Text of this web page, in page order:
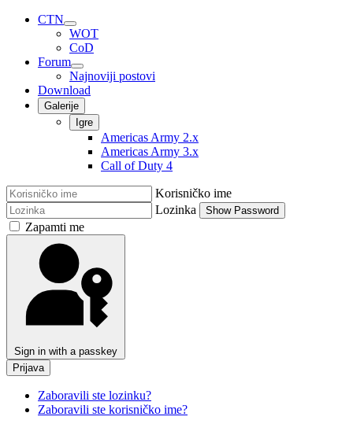
CTN
WOT
CoD
Forum
Najnoviji postovi
Download
Galerije
Igre
Americas Army 2.x
Americas Army 3.x
Call of Duty 4
Korisničko ime
Lozinka
Show Password
Zapamti me
Sign in with a passkey
Prijava
Zaboravili ste lozinku?
Zaboravili ste korisničko ime?